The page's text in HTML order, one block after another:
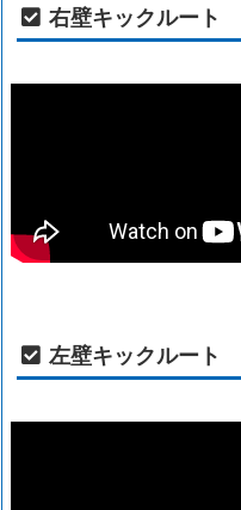
右壁キックルート
左壁キックルート